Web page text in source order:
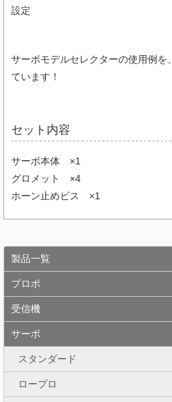
設定
サーボモデルセレクターの使用例を、
ています！
セット内容
サーボ本体 ×1
グロメット ×4
ホーン止めビス ×1
製品一覧
プロポ
受信機
サーボ
スタンダード
ロープロ